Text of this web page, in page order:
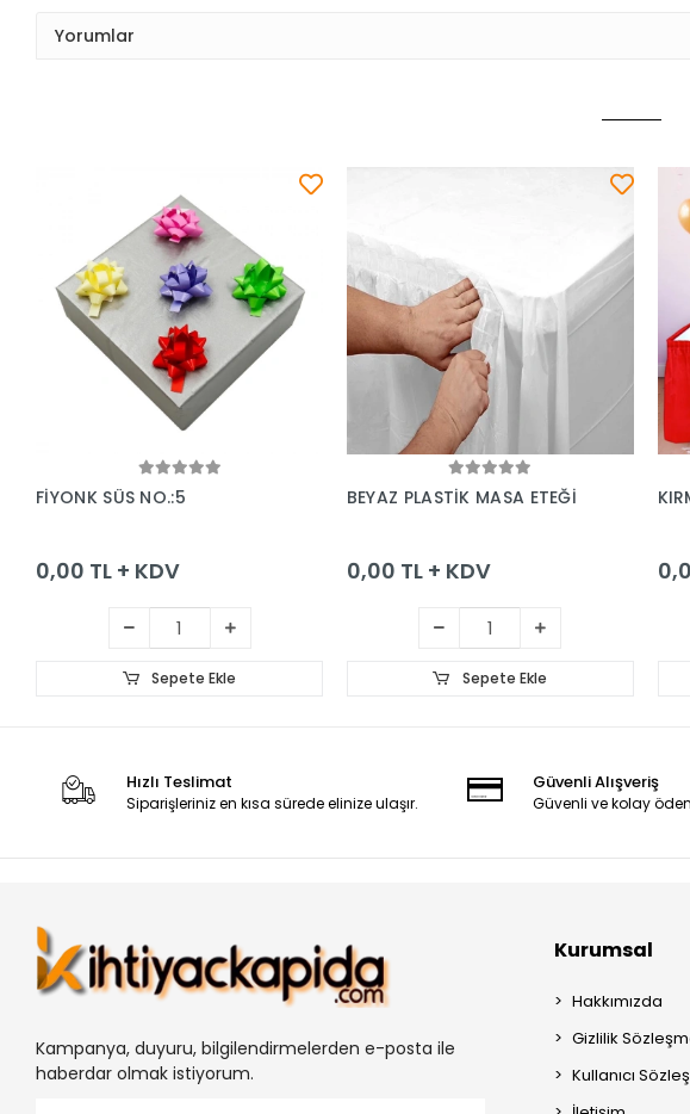
Yorumlar
Sepete Ekle
FİYONK SÜS NO.:5
0,00 TL + KDV
Sepete Ekle
Sepete Ekle
BEYAZ PLASTİK MASA ETEĞİ
0,00 TL + KDV
Sepete Ekle
Hızlı Teslimat
Siparişleriniz en kısa sürede elinize ulaşır.
Güvenli Alışveriş
Güvenli ve kolay
Kampanya, duyuru, bilgilendirmelerden e-posta ile
haberdar olmak istiyorum.
Kurumsal
Hakkımızda
Gizlilik
Kullanıcı